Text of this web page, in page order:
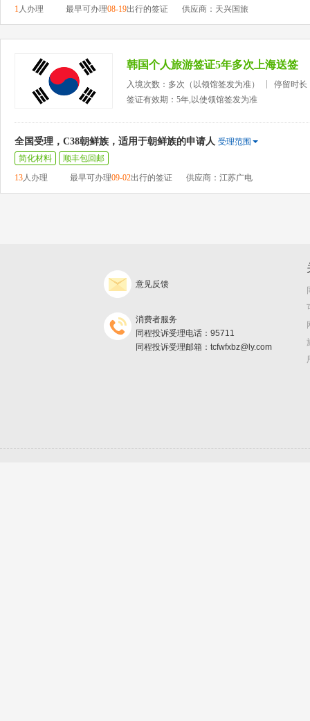
1人办理 最早可办理08-19出行的签证 供应商：天兴国旅
韩国个人旅游签证5年多次上海送签
入境次数：多次（以领馆签发为准）
停留时长
签证有效期：5年,以使领馆签发为准
全国受理，C38朝鲜族，适用于朝鲜族的申请人 受理范围
简化材料
顺丰包回邮
13人办理 最早可办理09-02出行的签证 供应商：江苏广电
意见反馈
消费者服务
同程投诉受理电话：95711
同程投诉受理邮箱：tcfwfxbz@ly.com